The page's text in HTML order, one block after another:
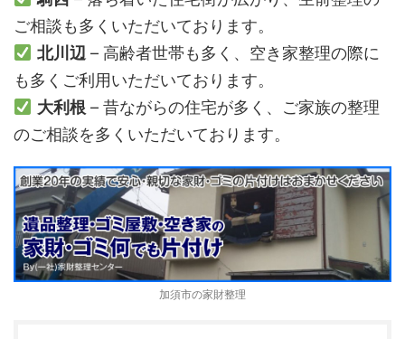
ご相談も多くいただいております。
北川辺– 高齢者世帯も多く、空き家整理の際に
も多くご利用いただいております。
大利根 – 昔ながらの住宅が多く、ご家族の整理
のご相談を多くいただいております。
加須市の家財整理